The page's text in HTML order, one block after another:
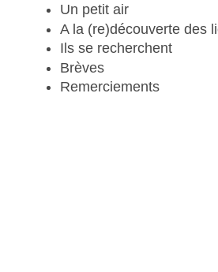
Un petit air
A la (re)découverte des
Ils se recherchent
Brèves
Remerciements